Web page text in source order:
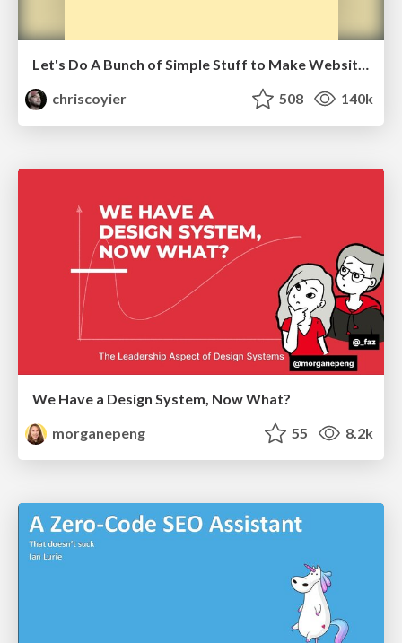
Let's Do A Bunch of Simple Stuff to Make Websites Faster
chriscoyier
508 140k
We Have a Design System, Now What?
morganepeng
55 8.2k